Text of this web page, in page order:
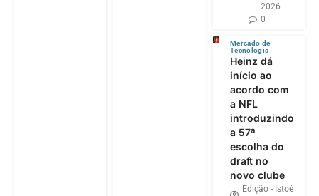
2026
0
Mercado de
Tecnologia
Heinz dá
início ao
acordo com
a NFL
introduzindo
a 57ª
escolha do
draft no
novo clube
Edição - Istoé